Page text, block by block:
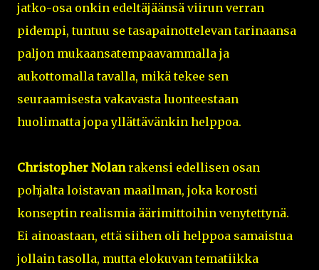
jatko-osa onkin edeltäjäänsä viirun verran
pidempi, tuntuu se tasapainottelevan tarinaansa
paljon mukaansatempaavammalla ja
aukottomalla tavalla, mikä tekee sen
seuraamisesta vakavasta luonteestaan
huolimatta jopa yllättävänkin helppoa.
Christopher Nolanrakensi edellisen osan
pohjalta loistavan maailman, joka korosti
konseptin realismia äärimittoihin venytettynä.
Ei ainoastaan, että siihen oli helppoa samaistua
jollain tasolla, mutta elokuvan tematiikka